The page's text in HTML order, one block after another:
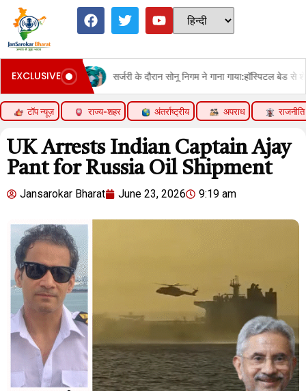
EXCLUSIVE
सर्जरी के दौरान सोनू निगम ने गाना गाया:हॉस्पिटल बेड से शेयर किया वीडियो, श्रेया
टॉप न्यूज़ राज्य-शहर अंतर्राष्ट्रीय अपराध राजनीति
UK Arrests Indian Captain Ajay
Pant for Russia Oil Shipment
Jansarokar Bharat June 23, 2026 9:19 am